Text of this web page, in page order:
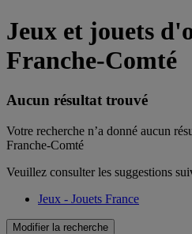
Jeux et jouets
Franche-Comté
Aucun résultat trouvé
Votre recherche n’a donné aucun
Franche-Comté
Veuillez consulter les suggestions
Jeux - Jouets France
Modifier la recherche